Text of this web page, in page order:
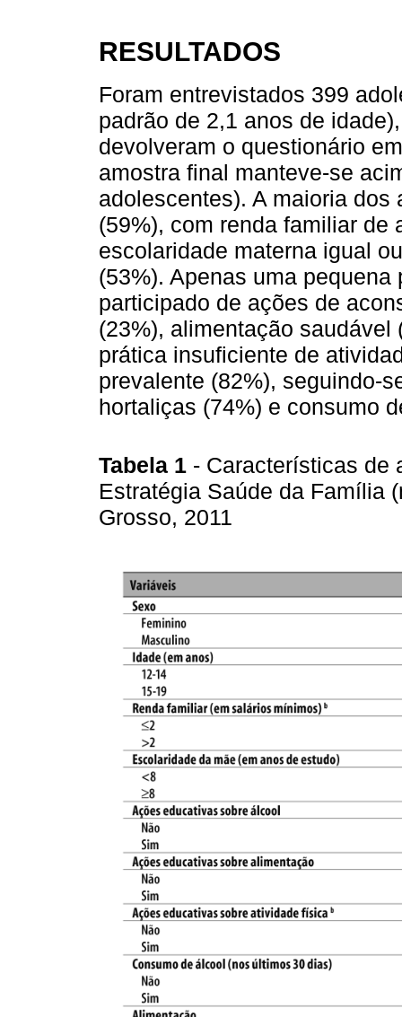
RESULTADOS
Foram entrevistados 399
padrão de 2,1 anos de
devolveram o questionário
amostra final manteve-se
adolescentes). A maioria
(59%), com renda familiar de
escolaridade materna igual
(53%). Apenas uma
participado de ações de
(23%), alimentação
prática insuficiente de
prevalente (82%), seguindo-
hortaliças (74%) e consumo
Tabela 1 - Características de
Estratégia Saúde da Família
Grosso, 2011